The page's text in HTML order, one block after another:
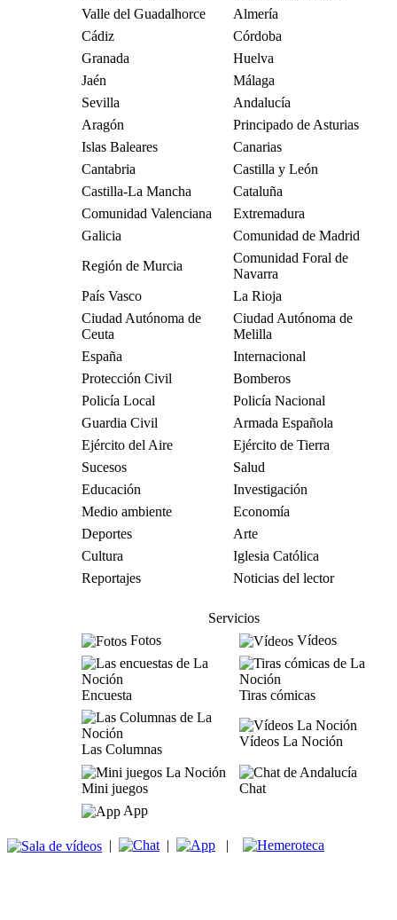
Valle del Guadalhorce
Almería
Cádiz
Córdoba
Granada
Huelva
Jaén
Málaga
Sevilla
Andalucía
Aragón
Principado de Asturias
Islas Baleares
Canarias
Cantabria
Castilla y León
Castilla-La Mancha
Cataluña
Comunidad Valenciana
Extremadura
Galicia
Comunidad de Madrid
Región de Murcia
Comunidad Foral de
Navarra
País Vasco
La Rioja
Ciudad Autónoma de
Ceuta
Ciudad Autónoma de
Melilla
España
Internacional
Protección Civil
Bomberos
Policía Local
Policía Nacional
Guardia Civil
Armada Española
Ejército del Aire
Ejército de Tierra
Sucesos
Salud
Educación
Investigación
Medio ambiente
Economía
Deportes
Arte
Cultura
Iglesia Católica
Reportajes
Noticias del lector
Servicios
Fotos
Vídeos
Encuesta Tiras cómicas
Las Columnas
Vídeos La Noción
Mini juegos
Chat
App
| | |